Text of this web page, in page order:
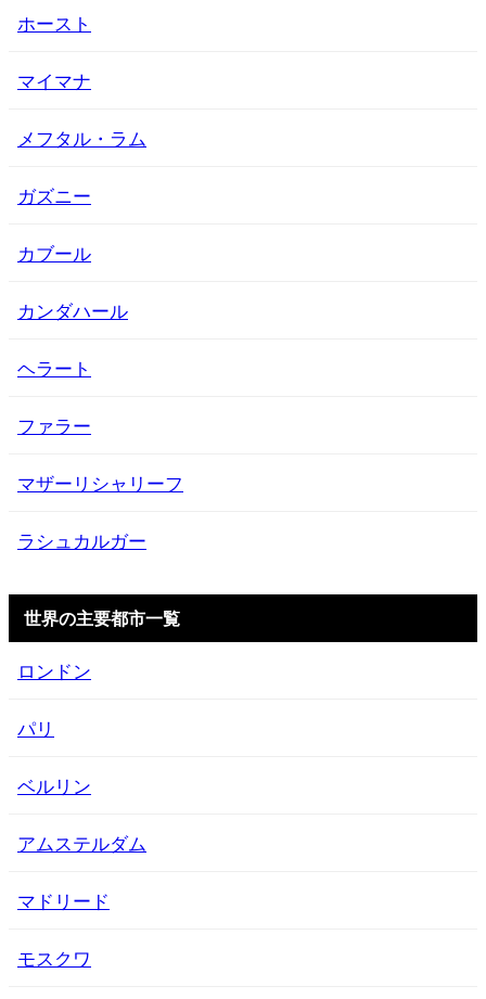
ホースト
マイマナ
メフタル・ラム
ガズニー
カブール
カンダハール
ヘラート
ファラー
マザーリシャリーフ
ラシュカルガー
世界の主要都市一覧
ロンドン
パリ
ベルリン
アムステルダム
マドリード
モスクワ